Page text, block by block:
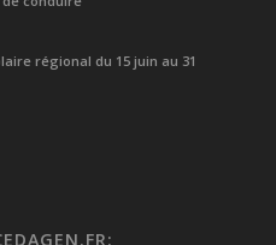
régional du 15 juin au 31